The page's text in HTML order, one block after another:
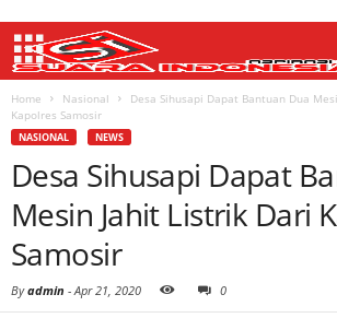
Home Nasional
Desa Sihusapi Dapat Bantuan Dua
Kapolres Samosir
NASIONAL NEWS
Desa Sihusapi Dapat
Mesin Jahit Listrik Dari
Samosir
Byadmin - Apr 21, 2020 0